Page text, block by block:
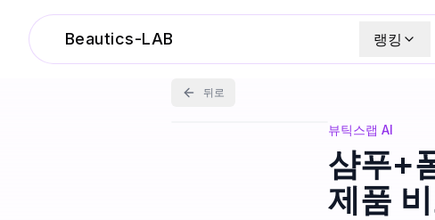
Beautics-LAB 랭킹
뒤로
뷰틱스랩 AI
샴푸+
제품